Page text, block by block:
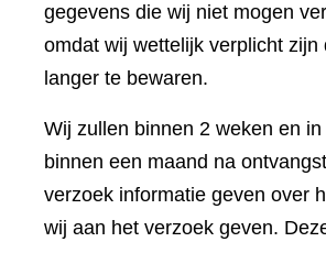
gegevens die wij niet mogen
omdat wij wettelijk verplicht zijn
langer te bewaren.
Wij zullen binnen 2 weken en in
binnen een maand na
verzoek informatie geven over
wij aan het verzoek geven.